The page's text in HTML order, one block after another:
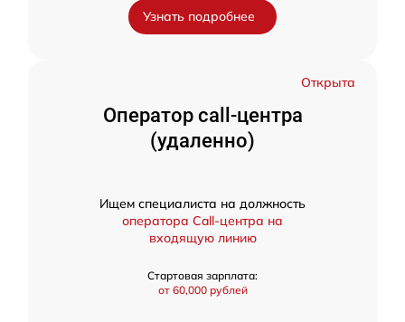
Узнать подробнее
Открыта
Оператор call-центра
(удаленно)
Ищем специалиста на должность
оператора Call-центра на
входящую линию
Стартовая зарплата:
от 60,000 рублей